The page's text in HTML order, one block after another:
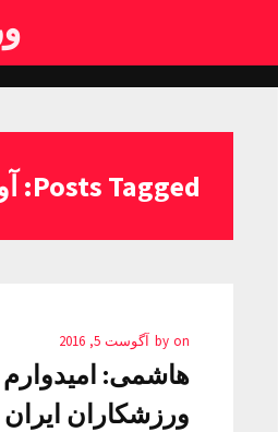
Posts Tagged: آور
by on آگوست 5, 2016
هاشمی: امیدوارم
ورزشکاران ایران